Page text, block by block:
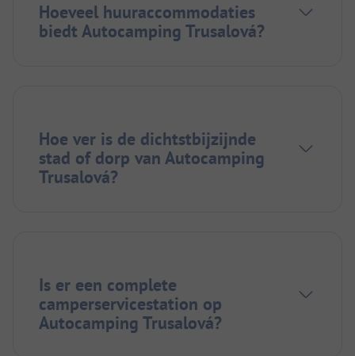
Hoeveel huuraccommodaties
biedt Autocamping Trusalová?
Hoe ver is de dichtstbijzijnde
stad of dorp van Autocamping
Trusalová?
Is er een complete
camperservicestation op
Autocamping Trusalová?